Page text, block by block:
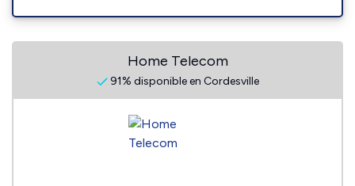
Home Telecom
91% disponible en Cordesville